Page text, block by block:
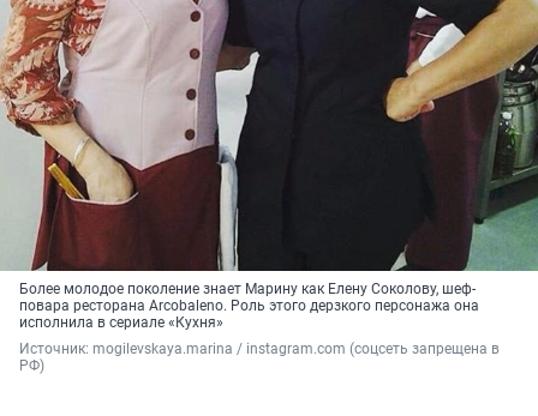
Более молодое поколение знает Марину как Елену Соколову, шеф-
повара ресторана Arcobaleno. Роль этого дерзкого персонажа она
исполнила в сериале «Кухня»
Источник: mogilevskaya.marina / instagram.com (соцсеть запрещена в
РФ)